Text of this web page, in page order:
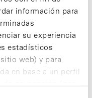
información para
su experiencia
estadísticos
web) y para
en base a un perfil
navegación (por